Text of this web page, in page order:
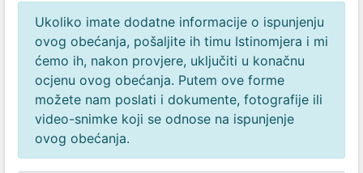
Ukoliko imate dodatne informacije o ispunjenju
ovog obećanja, pošaljite ih timu Istinomjera i mi
ćemo ih, nakon provjere, uključiti u konačnu
ocjenu ovog obećanja. Putem ove forme
možete nam poslati i dokumente, fotografije ili
video-snimke koji se odnose na ispunjenje
ovog obećanja.